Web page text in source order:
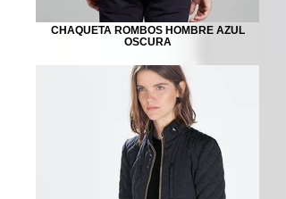
CHAQUETA ROMBOS HOMBRE AZUL
OSCURA